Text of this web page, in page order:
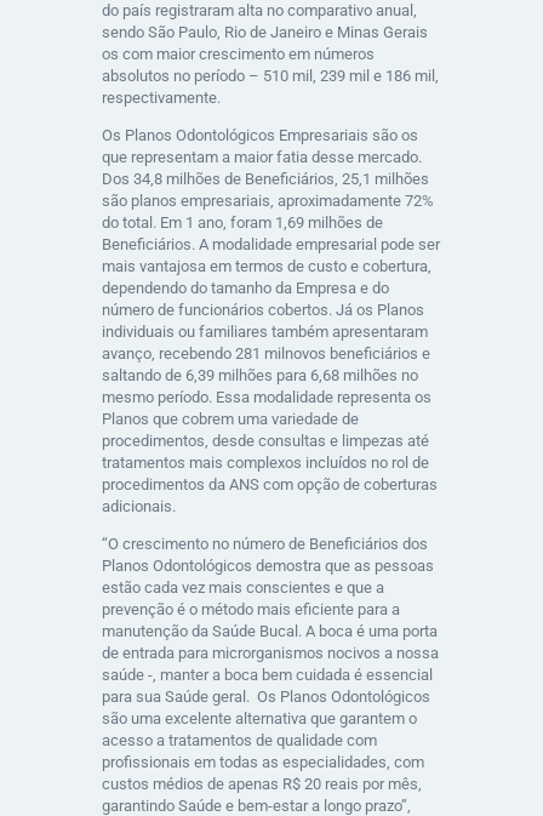
do país registraram alta no comparativo anual,
sendo São Paulo, Rio de Janeiro e Minas Gerais
os com maior crescimento em números
absolutos no período – 510 mil, 239 mil e 186 mil,
respectivamente.
Os Planos Odontológicos Empresariais são os
que representam a maior fatia desse mercado.
Dos 34,8 milhões de Beneficiários, 25,1 milhões
são planos empresariais, aproximadamente 72%
do total. Em 1 ano, foram 1,69 milhões de
Beneficiários. A modalidade empresarial pode ser
mais vantajosa em termos de custo e cobertura,
dependendo do tamanho da Empresa e do
número de funcionários cobertos. Já os Planos
individuais ou familiares também apresentaram
avanço, recebendo 281 mil novos beneficiários e
saltando de 6,39 milhões para 6,68 milhões no
mesmo período. Essa modalidade representa os
Planos que cobrem uma variedade de
procedimentos, desde consultas e limpezas até
tratamentos mais complexos incluídos no rol de
procedimentos da ANS com opção de coberturas
adicionais.
“O crescimento no número de Beneficiários dos
Planos Odontológicos demostra que as pessoas
estão cada vez mais conscientes e que a
prevenção é o método mais eficiente para a
manutenção da Saúde Bucal. A boca é uma porta
de entrada para microrganismos nocivos a nossa
saúde -, manter a boca bem cuidada é essencial
para sua Saúde geral. Os Planos Odontológicos
são uma excelente alternativa que garantem o
acesso a tratamentos de qualidade com
profissionais em todas as especialidades, com
custos médios de apenas R$ 20 reais por mês,
garantindo Saúde e bem-estar a longo prazo”,